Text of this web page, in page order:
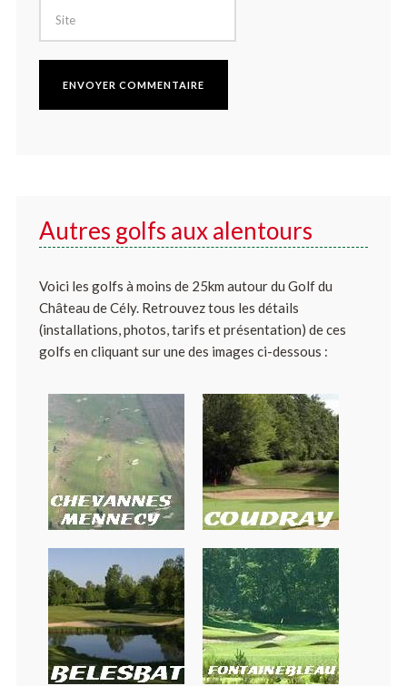
Autres golfs aux alentours
Voici les golfs à moins de 25km autour du Golf du
Château de Cély. Retrouvez tous les détails
(installations, photos, tarifs et présentation) de ces
golfs en cliquant sur une des images ci-dessous :